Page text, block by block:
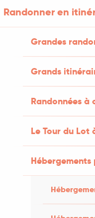
Randonner en
Grandes
Grands
Randonnées
Le Tour du Lot